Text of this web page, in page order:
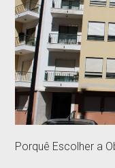
Porquê Escolher a